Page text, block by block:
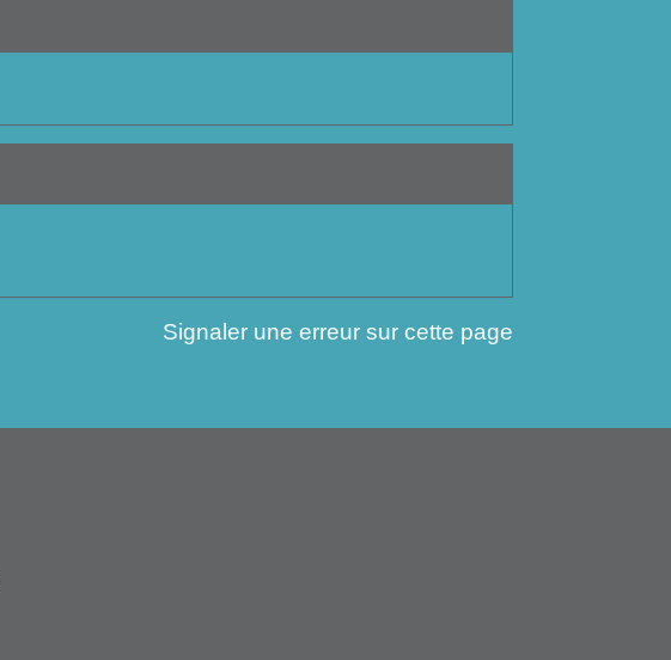
Signaler une erreur sur cette page